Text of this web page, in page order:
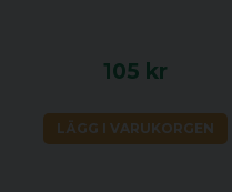
105 kr
LÄGG I VARUKORGEN